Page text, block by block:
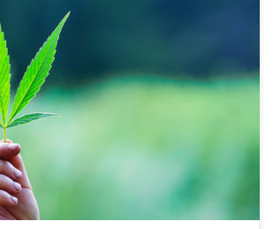
marihuany jest nielegalne w
która pomimo zakazu ustępuje
pod względem produkcji oraz
naród Lesotho jest jedynym
który wydaje licencje na uprawę
pokazują, że duża część […]